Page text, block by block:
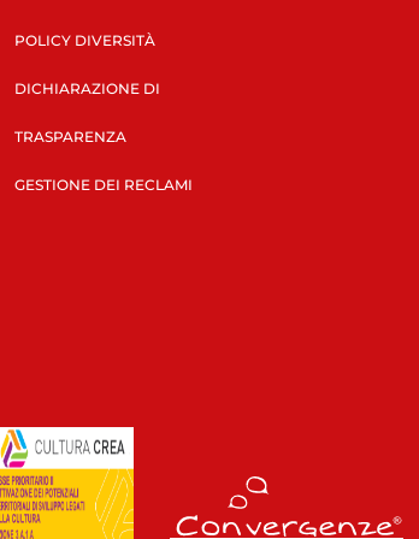
POLICY DIVERSITÀ
DICHIARAZIONE DI
TRASPARENZA
GESTIONE DEI RECLAMI